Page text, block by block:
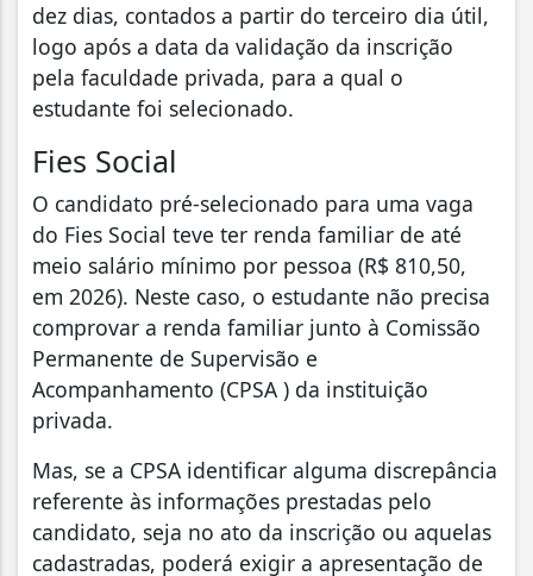
dez dias, contados a partir do terceiro dia útil,
logo após a data da validação da inscrição
pela faculdade privada, para a qual o
estudante foi selecionado.
Fies Social
O candidato pré-selecionado para uma vaga
do Fies Social teve ter renda familiar de até
meio salário mínimo por pessoa (R$ 810,50,
em 2026). Neste caso, o estudante não precisa
comprovar a renda familiar junto à Comissão
Permanente de Supervisão e
Acompanhamento (CPSA ) da instituição
privada.
Mas, se a CPSA identificar alguma discrepância
referente às informações prestadas pelo
candidato, seja no ato da inscrição ou aquelas
cadastradas, poderá exigir a apresentação de